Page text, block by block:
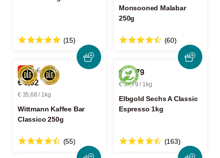
(15)
Monsooned Malabar
250g
(60)
-5% € 9,39
€ 8,92
€ 35,68 / 1kg
Wittmann Kaffee Bar
Classico 250g
(55)
€ 37,79
€ 37,79 / 1kg
Elbgold Sechs A Classic
Espresso 1kg
(163)